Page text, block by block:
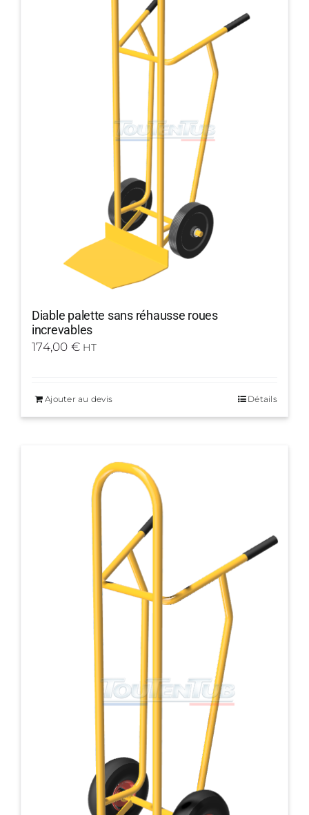
Diable palette sans réhausse roues
increvables
174,00 € HT
Ajouter au devis Détails